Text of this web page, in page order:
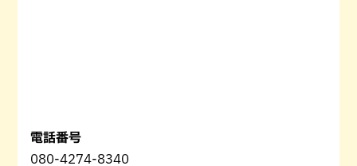
電話番号
080-4274-8340